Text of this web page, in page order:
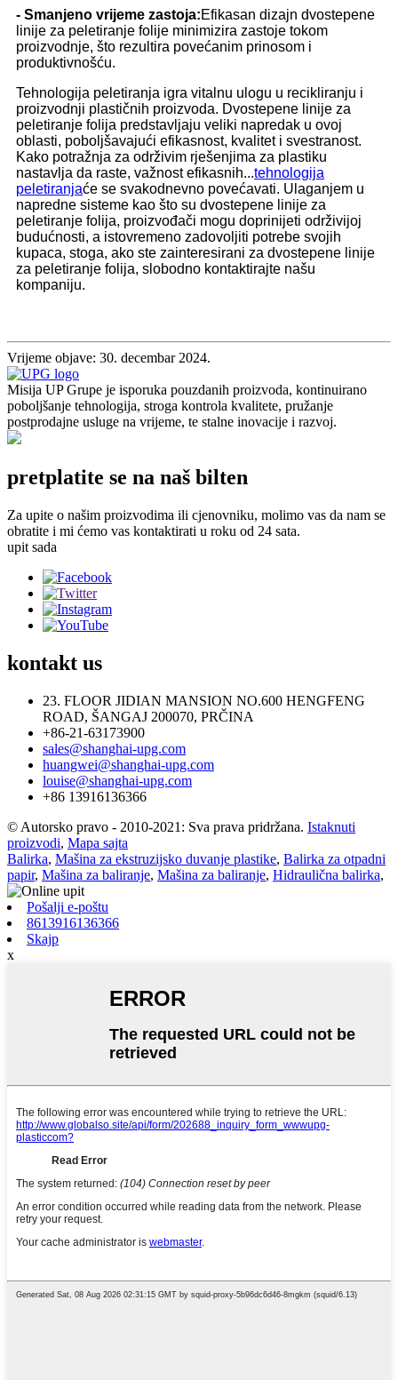
- Smanjeno vrijeme zastoja:Efikasan dizajn dvostepene
linije za peletiranje folije minimizira zastoje tokom
proizvodnje, što rezultira povećanim prinosom i
produktivnošću.
Tehnologija peletiranja igra vitalnu ulogu u recikliranju i
proizvodnji plastičnih proizvoda. Dvostepene linije za
peletiranje folija predstavljaju veliki napredak u ovoj
oblasti, poboljšavajući efikasnost, kvalitet i svestranost.
Kako potražnja za održivim rješenjima za plastiku
nastavlja da raste, važnost efikasnih...tehnologija
peletiranjaće se svakodnevno povećavati. Ulaganjem u
napredne sisteme kao što su dvostepene linije za
peletiranje folija, proizvođači mogu doprinijeti održivijoj
budućnosti, a istovremeno zadovoljiti potrebe svojih
kupaca, stoga, ako ste zainteresirani za dvostepene linije
za peletiranje folija, slobodno kontaktirajte našu
kompaniju.
Vrijeme objave: 30. decembar 2024.
Misija UP Grupe je isporuka pouzdanih proizvoda, kontinuirano
poboljšanje tehnologija, stroga kontrola kvalitete, pružanje
postprodajne usluge na vrijeme, te stalne inovacije i razvoj.
pretplatite se na naš bilten
Za upite o našim proizvodima ili cjenovniku, molimo vas da nam se
obratite i mi ćemo vas kontaktirati u roku od 24 sata.
upit sada
kontakt us
23. FLOOR JIDIAN MANSION NO.600 HENGFENG
ROAD, ŠANGAJ 200070, PRČINA
+86-21-63173900
sales@shanghai-upg.com
huangwei@shanghai-upg.com
louise@shanghai-upg.com
+86 13916136366
© Autorsko pravo - 2010-2021: Sva prava pridržana. Istaknuti
proizvodi, Mapa sajta
Balirka, Mašina za ekstruzijsko duvanje plastike, Balirka za otpadni
papir, Mašina za baliranje, Mašina za baliranje, Hidraulična balirka,
Pošalji e-poštu
8613916136366
Skajp
x